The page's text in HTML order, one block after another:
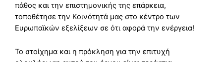
πάθος και την επιστημονικής της επάρκεια,
τοποθέτησε την Κοινότητά μας στο κέντρο των
Ευρωπαϊκών εξελίξεων σε ότι αφορά την ενέργεια!
Το στοίχημα και η πρόκληση για την επιτυχή